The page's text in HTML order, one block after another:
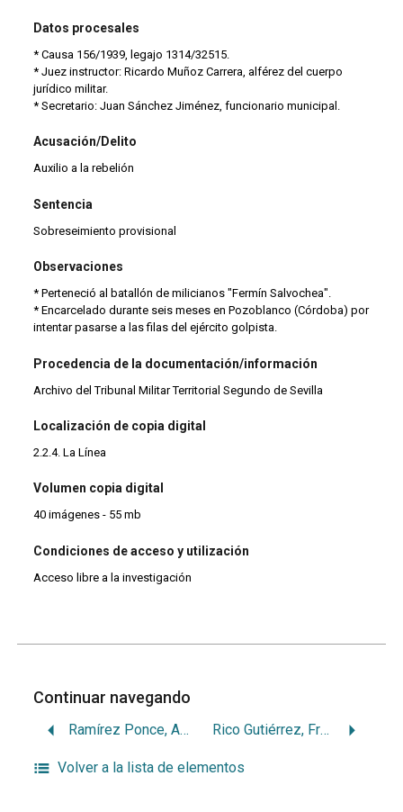
Datos procesales
* Causa 156/1939, legajo 1314/32515.
* Juez instructor: Ricardo Muñoz Carrera, alférez del cuerpo
jurídico militar.
* Secretario: Juan Sánchez Jiménez, funcionario municipal.
Acusación/Delito
Auxilio a la rebelión
Sentencia
Sobreseimiento provisional
Observaciones
* Perteneció al batallón de milicianos "Fermín Salvochea".
* Encarcelado durante seis meses en Pozoblanco (Córdoba) por
intentar pasarse a las filas del ejército golpista.
Procedencia de la documentación/información
Archivo del Tribunal Militar Territorial Segundo de Sevilla
Localización de copia digital
2.2.4. La Línea
Volumen copia digital
40 imágenes - 55 mb
Condiciones de acceso y utilización
Acceso libre a la investigación
Continuar navegando
Ramírez Ponce, Antonio Rico Gutiérrez, Francisco
Volver a la lista de elementos